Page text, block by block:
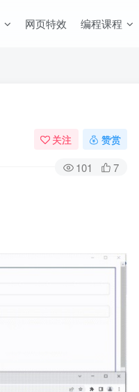
网页特效 编程课程
关注 赞赏
101 7